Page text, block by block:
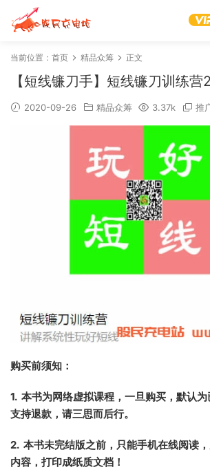
当前位置： 首页 精品众筹 正文
【短线镰刀手】短线镰刀训练
2020-09-26 精品众筹 3.37k 推
购买前须知：
1. 本书为网络虚拟课程，一旦购买，默认
支持退款，请三思而后行。
2. 本书未完结版之前，只能手机在线阅读
内容，打印成纸质文档！